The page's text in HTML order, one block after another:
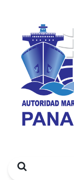
Search